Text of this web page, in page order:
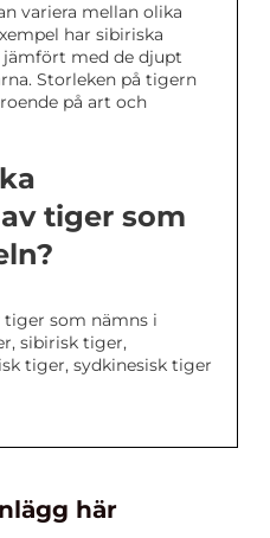
variera mellan olika
har sibiriska
med de djupt
Storleken på tigern
på art och
tiger som
tiger som nämns i
sibirisk tiger,
tiger, sydkinesisk tiger
här